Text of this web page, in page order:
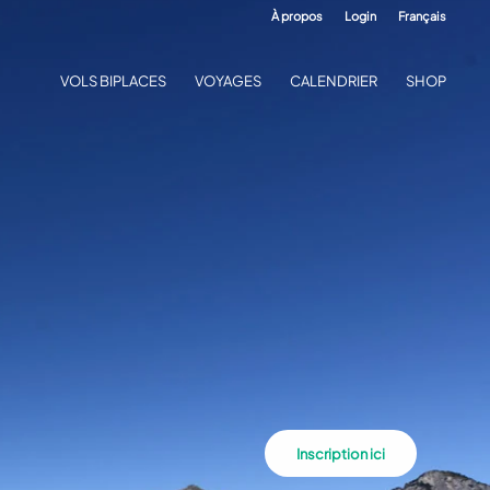
Inscription ici
À propos Login Français
VOLS BIPLACES VOYAGES CALENDRIER SHOP